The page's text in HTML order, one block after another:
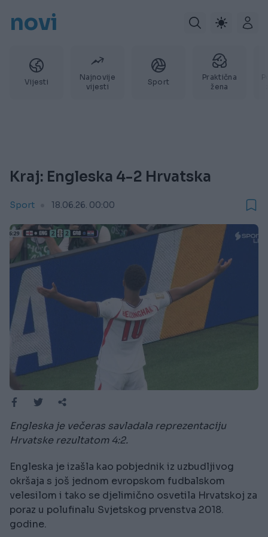
novi
Vijesti
Najnovije
vijesti
Sport
Praktična
žena
Kraj: Engleska 4-2 Hrvatska
Sport 18.06.26. 00:00
Engleska je večeras savladala reprezentaciju
Hrvatske rezultatom 4:2.
Engleska je izašla kao pobjednik iz uzbudljivog
okršaja s još jednom evropskom fudbalskom
velesilom i tako se djelimično osvetila Hrvatskoj za
poraz u polufinalu Svjetskog prvenstva 2018.
godine.